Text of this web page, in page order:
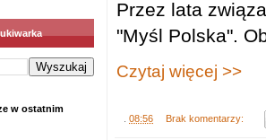
Przez lata
"Myśl Polska".
Czytaj więcej >>
08:56 Brak komentarzy:
w ostatnim